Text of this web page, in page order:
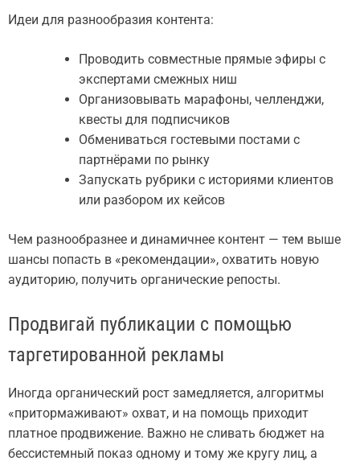
Идеи для разнообразия контента:
Проводить совместные прямые эфиры с
экспертами смежных ниш
Организовывать марафоны, челленджи,
квесты для подписчиков
Обмениваться гостевыми постами с
партнёрами по рынку
Запускать рубрики с историями клиентов
или разбором их кейсов
Чем разнообразнее и динамичнее контент — тем выше
шансы попасть в «рекомендации», охватить новую
аудиторию, получить органические репосты.
Продвигай публикации с помощью
таргетированной рекламы
Иногда органический рост замедляется, алгоритмы
«притормаживают» охват, и на помощь приходит
платное продвижение. Важно не сливать бюджет на
бессистемный показ одному и тому же кругу лиц, а